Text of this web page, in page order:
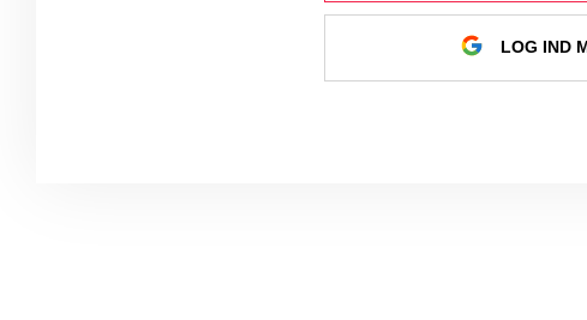
LOG IND